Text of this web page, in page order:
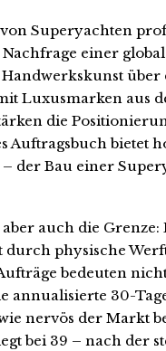
Superyachten
einer
über
Luxusmarken aus
die
Auftragsbuch bietet
der Bau einer
auch die Grenze:
durch physische
bedeuten
annualisierte 30-
wie nervös der Markt
bei 39 – nach der